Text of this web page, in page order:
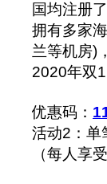
国均注册
拥有多家
兰等机房)
2020年双
优惠码：
活动2：单
（每人享